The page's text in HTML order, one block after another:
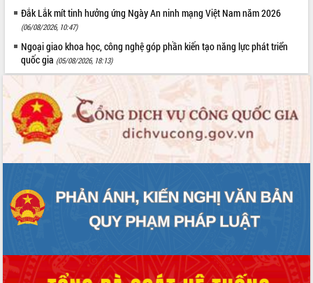
Lấy ý kiến điều chỉnh Quy hoạch tỉnh
Đắk Lắk thời kỳ 2021-2030, tầm nhìn
đến năm 2050
Phát động chiến dịch 30 ngày đêm
giải phóng mặt bằng Tuyến đường bộ
Đắk Lắk nỗ lực thúc đẩy tăng trưởng
kinh tế từ 10% trở lên trong Quý
II/2026
Đắk Lắk ký kết thỏa thuận hợp tác về
chuyển đổi số giai đoạn 2026 – 2030
Thứ trưởng Bộ Y tế làm việc với tỉnh
Đắk Lắk về phát triển nhân lực y tế
du khách thông qua Hệ thống cơ sở dữ
liệu và Bản đồ số
Đắk Lắk mít tinh hưởng ứng Ngày An ninh mạng Việt Nam năm 2026
(06/08/2026, 10:47)
Ngoại giao khoa học, công nghệ góp phần kiến tạo năng lực phát triển
quốc gia (05/08/2026, 18:13)